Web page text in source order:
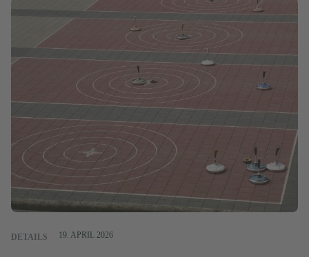
DETAILS 19. APRIL 2026